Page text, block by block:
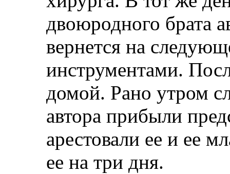
двоюродного брата
вернется на
инструментами.
домой. Рано утром
автора прибыли
арестовали ее и ее
ее на три дня.